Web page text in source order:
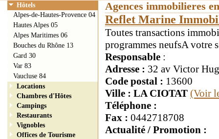
Agences immobilieres
Reflet Marine
Toutes transactions
programmes neufsA votre
Responsable :
Adresse : 32 av Victor
Code postal : 13600
Ville : LA CIOTAT (Voir
Téléphone :
Fax : 0442718708
Actualité / Promotion :
Hôtels
Alpes-de-Hautes-Provence 04
Hautes Alpes 05
Alpes Maritimes 06
Bouches du Rhône 13
Gard 30
Var 83
Vaucluse 84
Locations
Chambres d'Hôtes
Campings
Restaurants
Vignobles
Offices de Tourisme